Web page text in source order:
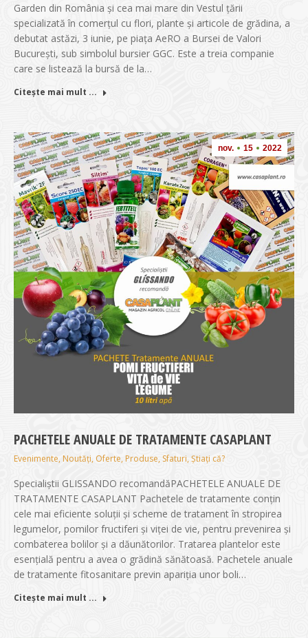
Garden din România și cea mai mare din Vestul țării
specializată în comerțul cu flori, plante și articole de grădina, a
debutat astăzi, 3 iunie, pe piața AeRO a Bursei de Valori
București, sub simbolul bursier GGC. Este a treia companie
care se listează la bursă de la…
Citește mai mult ...
nov. 15 2022
PACHETELE ANUALE DE TRATAMENTE CASAPLANT
Evenimente,Noutăți, Oferte, Produse, Sfaturi, Știați că?
Specialiștii GLISSANDO recomandăPACHETELE ANUALE DE
TRATAMENTE CASAPLANT Pachetele de tratamente conțin
cele mai eficiente soluții și scheme de tratament în stropirea
legumelor, pomilor fructiferi și viței de vie, pentru prevenirea și
combaterea bolilor și a dăunătorilor. Tratarea plantelor este
esențială pentru a avea o grădină sănătoasă. Pachetele anuale
de tratamente fitosanitare previn apariția unor boli…
Citește mai mult ...